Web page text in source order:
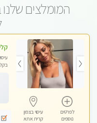
המומלצים שלנו
לפרטים
נוספים
עיסוי בצפון
קרית אתא